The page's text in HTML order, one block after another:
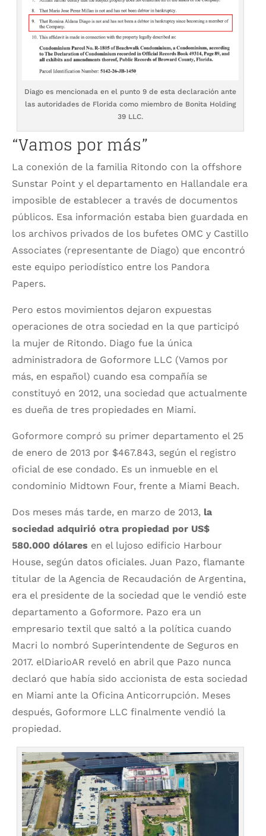
Diago es mencionada en el punto 9 de esta declaración ante
las autoridades de Florida como miembro de Bonita Holding
39 LLC.
“Vamos por más”
La conexión de la familia Ritondo con la offshore
Sunstar Point y el departamento en Hallandale era
imposible de establecer a través de documentos
públicos. Esa información estaba bien guardada en
los archivos privados de los bufetes OMC y Castillo
Associates (representante de Diago) que encontró
este equipo periodístico entre los Pandora
Papers.
Pero estos movimientos dejaron expuestas
operaciones de otra sociedad en la que participó
la mujer de Ritondo. Diago fue la única
administradora de Goformore LLC (Vamos por
más, en español) cuando esa compañía se
constituyó en 2012, una sociedad que actualmente
es dueña de tres propiedades en Miami.
Goformore compró su primer departamento el 25
de enero de 2013 por $467.843, según el registro
oficial de ese condado. Es un inmueble en el
condominio Midtown Four, frente a Miami Beach.
Dos meses más tarde, en marzo de 2013, la
sociedad adquirió otra propiedad por US$
580.000 dólares en el lujoso edificio Harbour
House, según datos oficiales. Juan Pazo, flamante
titular de la Agencia de Recaudación de Argentina,
era el presidente de la sociedad que le vendió este
departamento a Goformore. Pazo era un
empresario textil que saltó a la política cuando
Macri lo nombró Superintendente de Seguros en
2017. elDiarioAR reveló en abril que Pazo nunca
declaró que había sido accionista de esta sociedad
en Miami ante la Oficina Anticorrupción. Meses
después, Goformore LLC finalmente vendió la
propiedad.